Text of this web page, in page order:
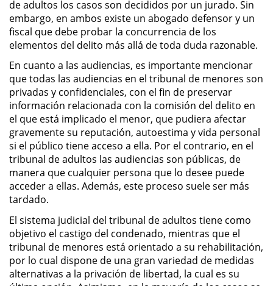
Intento de Asesinato
Secuestro
DUI
Audiencia Administrativa del
DMV
Cuarta Ofensa de DUI
Conducción Imprudente con
Presencia de Alcohol
Presencia del Alcohol
DUI Causando Lesiones
DUI en Menores de Edad
de adultos los casos son decididos por un jurado. Sin
embargo, en ambos existe un abogado defensor y un
fiscal que debe probar la concurrencia de los
elementos del delito más allá de toda duda razonable.
En cuanto a las audiencias, es importante mencionar
que todas las audiencias en el tribunal de menores son
privadas y confidenciales, con el fin de preservar
información relacionada con la comisión del delito en
el que está implicado el menor, que pudiera afectar
gravemente su reputación, autoestima y vida personal
si el público tiene acceso a ella. Por el contrario, en el
tribunal de adultos las audiencias son públicas, de
manera que cualquier persona que lo desee puede
acceder a ellas. Además, este proceso suele ser más
tardado.
El sistema judicial del tribunal de adultos tiene como
objetivo el castigo del condenado, mientras que el
tribunal de menores está orientado a su rehabilitación,
por lo cual dispone de una gran variedad de medidas
alternativas a la privación de libertad, la cual es su